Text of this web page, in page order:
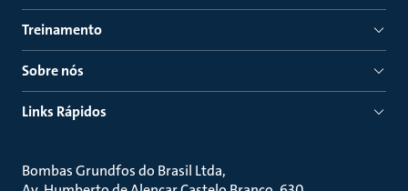
Treinamento
Sobre nós
Links Rápidos
Bombas Grundfos do Brasil Ltda